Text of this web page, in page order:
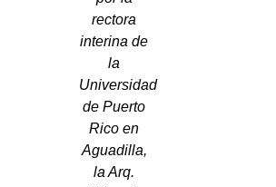
rectora
interina de
la
Universidad
de Puerto
Rico en
Aguadilla,
la Arq.